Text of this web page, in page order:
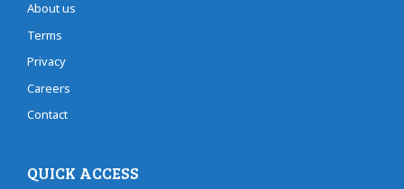
About us
Terms
Privacy
Careers
Contact
QUICK ACCESS